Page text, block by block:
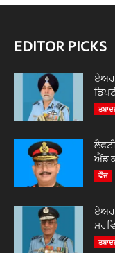
EDITOR PICKS
ਏਅਰ
ਐਂਡ
ਫੌਜ
ਏਅਰ